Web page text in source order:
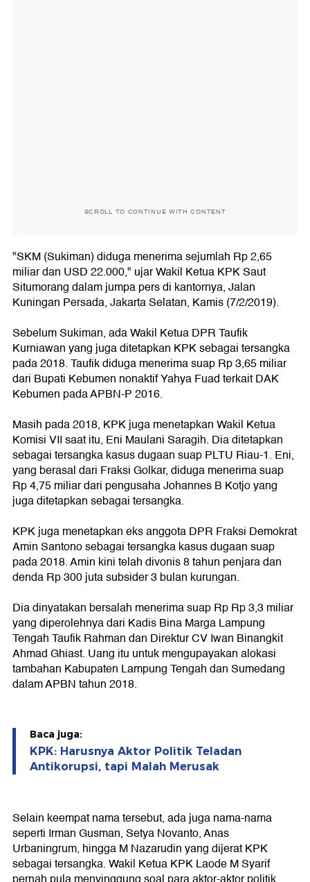
SCROLL TO CONTINUE WITH CONTENT
"SKM (Sukiman) diduga menerima sejumlah Rp 2,65
miliar dan USD 22.000," ujar Wakil Ketua KPK Saut
Situmorang dalam jumpa pers di kantornya, Jalan
Kuningan Persada, Jakarta Selatan, Kamis (7/2/2019).
Sebelum Sukiman, ada Wakil Ketua DPR Taufik
Kurniawan yang juga ditetapkan KPK sebagai tersangka
pada 2018. Taufik diduga menerima suap Rp 3,65 miliar
dari Bupati Kebumen nonaktif Yahya Fuad terkait DAK
Kebumen pada APBN-P 2016.
Masih pada 2018, KPK juga menetapkan Wakil Ketua
Komisi VII saat itu, Eni Maulani Saragih. Dia ditetapkan
sebagai tersangka kasus dugaan suap PLTU Riau-1. Eni,
yang berasal dari Fraksi Golkar, diduga menerima suap
Rp 4,75 miliar dari pengusaha Johannes B Kotjo yang
juga ditetapkan sebagai tersangka.
KPK juga menetapkan eks anggota DPR Fraksi Demokrat
Amin Santono sebagai tersangka kasus dugaan suap
pada 2018. Amin kini telah divonis 8 tahun penjara dan
denda Rp 300 juta subsider 3 bulan kurungan.
Dia dinyatakan bersalah menerima suap Rp Rp 3,3 miliar
yang diperolehnya dari Kadis Bina Marga Lampung
Tengah Taufik Rahman dan Direktur CV Iwan Binangkit
Ahmad Ghiast. Uang itu untuk mengupayakan alokasi
tambahan Kabupaten Lampung Tengah dan Sumedang
dalam APBN tahun 2018.
Baca juga:
KPK: Harusnya Aktor Politik Teladan
Antikorupsi, tapi Malah Merusak
Selain keempat nama tersebut, ada juga nama-nama
seperti Irman Gusman, Setya Novanto, Anas
Urbaningrum, hingga M Nazarudin yang dijerat KPK
sebagai tersangka. Wakil Ketua KPK Laode M Syarif